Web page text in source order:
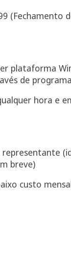
(Fechamento
plataforma
de
hora e
breve)
custo